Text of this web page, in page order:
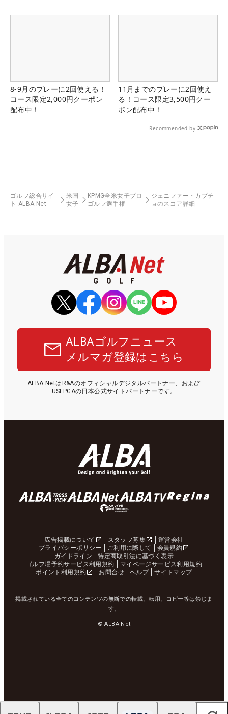
8-9月のプレーに2回使える！
コース限定2,000円クーポン
配布中！
11月までのプレーに2回使え
る！コース限定3,500円クー
ポン配布中！
Recommended by
ゴルフ総合サイ
ト ALBA Net
米国
女子
KPMG全米女子プロ
ゴルフ選手権
ジェニファー・カプチ
ョのスコア詳細
ALBAゴルフニュース
メルマガ登録はこちら
ALBA NetはR&Aのオフィシャルデジタルパートナー、および
USLPGAの日本公式サイトパートナーです。
広告掲載について スタッフ募集
運営会社
プライバシーポリシー
ご利用に際して
会員規約
ガイドライン
特定商取引法に基づく表示
ゴルフ場予約サービス利用規約
マイページサービス利用規約
ポイント利用規約
お問合せ ヘルプ サイトマップ
掲載されている全てのコンテンツの無断での転載、転用、コピー等は禁じま
す。
© ALBA Net